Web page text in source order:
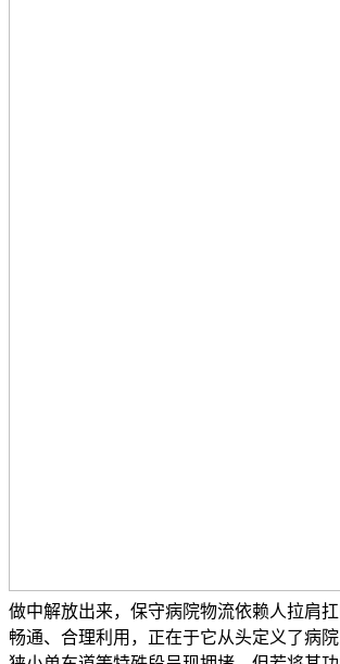
做中解放出来，保守病院物流依赖人拉肩
畅通、合理利用，正在于它从头定义了病